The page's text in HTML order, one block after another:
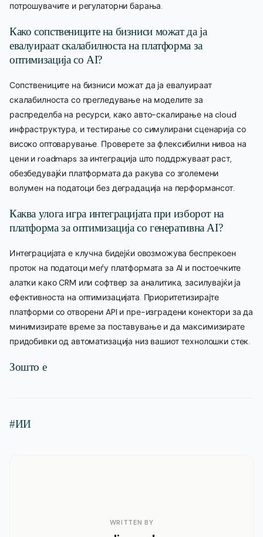
потрошувачите и регулаторни барања.
Како сопствениците на бизниси можат да ја
евалуираат скалабилноста на платформа за
оптимизација со AI?
Сопствениците на бизниси можат да ја евалуираат
скалабилноста со прегледување на моделите за
распределба на ресурси, како авто-скалирање на cloud
инфраструктура, и тестирање со симулирани сценарија со
високо оптоварување. Проверете за флексибилни нивоа на
цени и roadmaps за интеграција што поддржуваат раст,
обезбедувајќи платформата да ракува со зголемени
волумен на податоци без деградација на перформансот.
Каква улога игра интеграцијата при изборот на
платформа за оптимизација со генеративна AI?
Интеграцијата е клучна бидејќи овозможува беспрекоен
проток на податоци меѓу платформата за AI и постоечките
алатки како CRM или софтвер за аналитика, засилувајќи ја
ефективноста на оптимизацијата. Приоритетизирајте
платформи со отворени API и пре-изградени конектори за да
минимизирате време за поставување и да максимизирате
придобивки од автоматизација низ вашиот технолошки стек.
Зошто е
#ИИ
WRITTEN BY